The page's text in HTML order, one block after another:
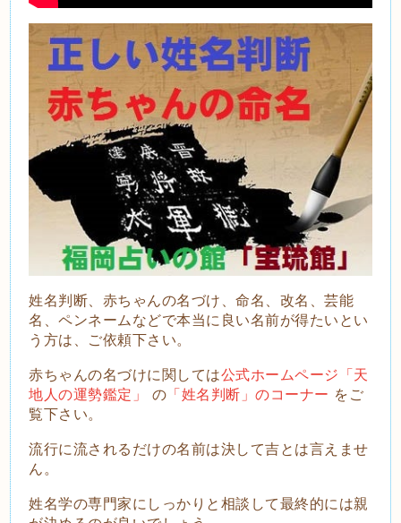
姓名判断、赤ちゃんの名づけ、命名、改名、芸能
名、ペンネームなどで本当に良い名前が得たいとい
う方は、ご依頼下さい。
赤ちゃんの名づけに関しては公式ホームページ「天
地人の運勢鑑定」
の 「姓名判断」のコーナー をご
覧下さい。
流行に流されるだけの名前は決して吉とは言えませ
ん。
姓名学の専門家にしっかりと相談して最終的には親